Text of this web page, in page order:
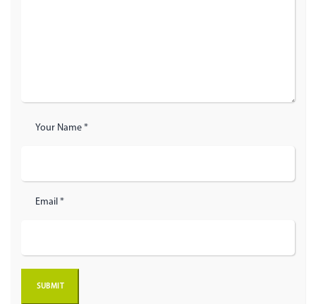
Your Name *
Email *